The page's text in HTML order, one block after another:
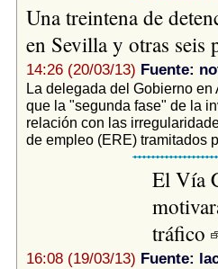
Una treintena de
en Sevilla y otras seis
14:26 (20/03/13) Fuente:
La delegada del Gobierno
que la "segunda fase" de la
relación con las
de empleo (ERE) tramitados
El Vía
tráfico
16:08 (19/03/13) Fuente: